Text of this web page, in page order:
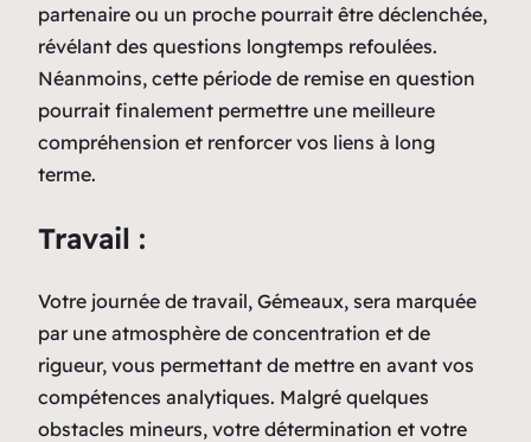
partenaire ou un proche pourrait être déclenchée,
révélant des questions longtemps refoulées.
Néanmoins, cette période de remise en question
pourrait finalement permettre une meilleure
compréhension et renforcer vos liens à long
terme.
Travail :
Votre journée de travail, Gémeaux, sera marquée
par une atmosphère de concentration et de
rigueur, vous permettant de mettre en avant vos
compétences analytiques. Malgré quelques
obstacles mineurs, votre détermination et votre